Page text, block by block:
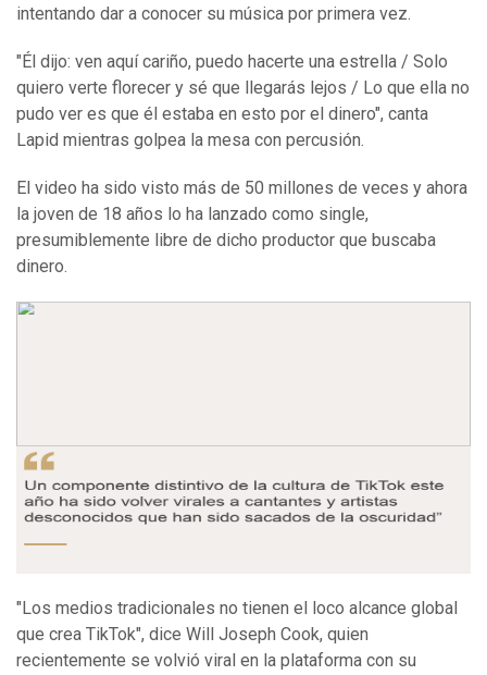
intentando dar a conocer su música por primera vez.
"Él dijo: ven aquí cariño, puedo hacerte una estrella / Solo
quiero verte florecer y sé que llegarás lejos / Lo que ella no
pudo ver es que él estaba en esto por el dinero", canta
Lapid mientras golpea la mesa con percusión.
El video ha sido visto más de 50 millones de veces y ahora
la joven de 18 años lo ha lanzado como single,
presumiblemente libre de dicho productor que buscaba
dinero.
"Los medios tradicionales no tienen el loco alcance global
que crea TikTok", dice Will Joseph Cook, quien
recientemente se volvió viral en la plataforma con su